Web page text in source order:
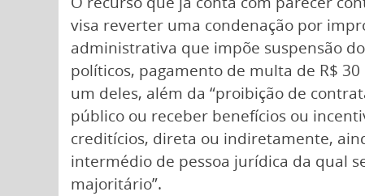
visa reverter uma condenação por
administrativa que impõe suspensão
políticos, pagamento de multa de R$
um deles, além da “proibição de
público ou receber benefícios ou
creditícios, direta ou indiretamente,
intermédio de pessoa jurídica da qual
majoritário”.